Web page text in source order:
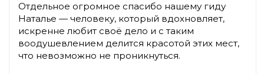
Отдельное огромное спасибо нашему гиду
Наталье — человеку, который вдохновляет,
искренне любит своё дело и с таким
воодушевлением делится красотой этих мест,
что невозможно не проникнуться.